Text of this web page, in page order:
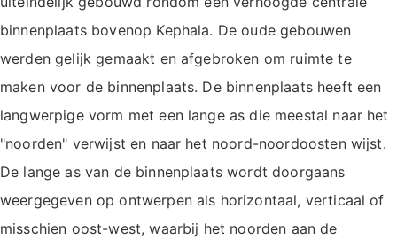
binnenplaats bovenop Kephala. De oude gebouwen
werden gelijk gemaakt en afgebroken om ruimte te
maken voor de binnenplaats. De binnenplaats heeft een
langwerpige vorm met een lange as die meestal naar het
"noorden" verwijst en naar het noord-noordoosten wijst.
De lange as van de binnenplaats wordt doorgaans
weergegeven op ontwerpen als horizontaal, verticaal of
misschien oost-west, waarbij het noorden aan de